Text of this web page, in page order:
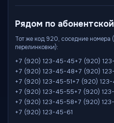
Рядом по
Тот же код 920, соседние номера
перелинковки):
+7 (920) 123-45-45+7 (920)
+7 (920) 123-45-48+7 (920)
+7 (920) 123-45-51+7 (920)
+7 (920) 123-45-55+7 (920)
+7 (920) 123-45-58+7 (920)
+7 (920) 123-45-61